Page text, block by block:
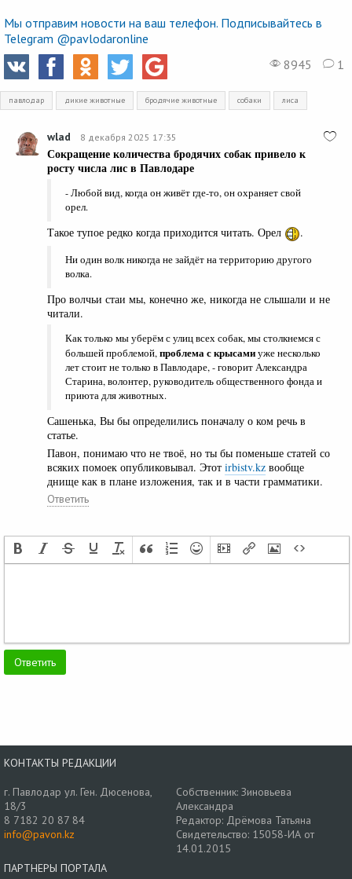
Мы отправим новости на ваш телефон. Подписывайтесь в
Telegram @pavlodaronline
8945
1
павлодар дикие животные бродячие животные собаки лиса
wlad 8 декабря 2025 17:35
Сокращение количества бродячих собак привело к
росту числа лис в Павлодаре
- Любой вид, когда он живёт где-то, он охраняет свой
орел.
Такое тупое редко когда приходится читать. Орел .
Ни один волк никогда не зайдёт на территорию другого
волка.
Про волчьи стаи мы, конечно же, никогда не слышали и не
читали.
Как только мы уберём с улиц всех собак, мы столкнемся с
большей проблемой,проблема с крысамиуже несколько
лет стоит не только в Павлодаре, - говорит Александра
Старина, волонтер, руководитель общественного фонда и
приюта для животных.
Сашенька, Вы бы определились поначалу о ком речь в
статье.
Павон, понимаю что не твоё, но ты бы поменьше статей со
всяких помоек опубликовывал. Этот irbistv.kz вообще
днище как в плане изложения, так и в части грамматики.
Ответить
КОНТАКТЫ РЕДАКЦИИ
г. Павлодар ул. Ген. Дюсенова,
18/3
8 7182 20 87 84
info@pavon.kz
Собственник: Зиновьева
Александра
Редактор: Дрёмова Татьяна
Свидетельство: 15058-ИА от
14.01.2015
ПАРТНЕРЫ ПОРТАЛА